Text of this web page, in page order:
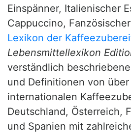
Einspänner, Italienischer
Cappuccino,
Lexikon der
Lebensmittellexikon
verständlich
und Definitionen von über
internationalen
Deutschland, Österreich,
und Spanien mit